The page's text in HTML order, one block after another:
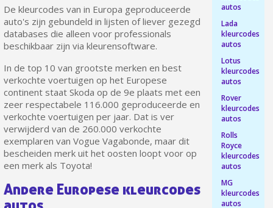
Schrijf je in voor de nieuwsbrief: €5 korting
Levering binnen 48-72 uur in Nederland
Betaling in 4x gratis vanaf een aankoopwaarde van 30€.
Deel je creaties en ontvang shopping vouchers
De kleurcodes van in Europa geproduceerde
auto's zijn gebundeld in lijsten of liever gezegd
databases die alleen voor professionals
beschikbaar zijn via kleurensoftware.
In de top 10 van grootste merken en best
verkochte voertuigen op het Europese
continent staat Skoda op de 9e plaats met een
zeer respectabele 116.000 geproduceerde en
verkochte voertuigen per jaar. Dat is ver
verwijderd van de 260.000 verkochte
exemplaren van Vogue Vagabonde, maar dit
bescheiden merk uit het oosten loopt voor op
een merk als Toyota!
Andere Europese kleurcodes
autos
Lada
kleurcodes
autos
Lotus
kleurcodes
autos
Rover
kleurcodes
autos
Rolls
Royce
kleurcodes
autos
MG
kleurcodes
autos